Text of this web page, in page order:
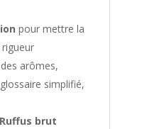
pour mettre la
arômes,
simplifié,
brut